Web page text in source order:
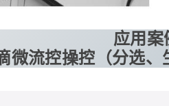
应用案
微流控操控（分选